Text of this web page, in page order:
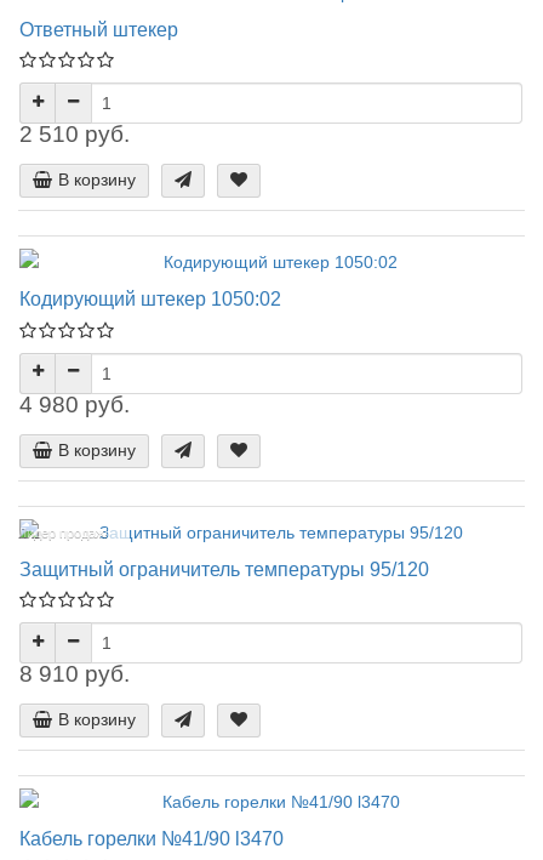
Ответный штекер
2 510 руб.
В корзину
Кодирующий штекер 1050:02
4 980 руб.
В корзину
Лидер продаж!
Защитный ограничитель температуры 95/120
8 910 руб.
В корзину
Кабель горелки №41/90 l3470